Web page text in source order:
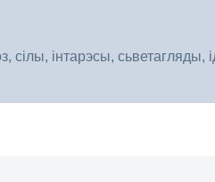
інтарэсы, сьветагляды,